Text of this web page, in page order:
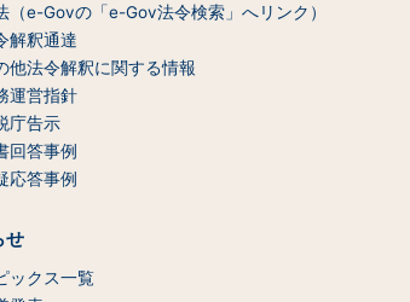
（e-Govの「e-Gov法令検索」へリンク）
解釈通達
他法令解釈に関する情報
運営指針
庁告示
回答事例
応答事例
せ
ックス一覧